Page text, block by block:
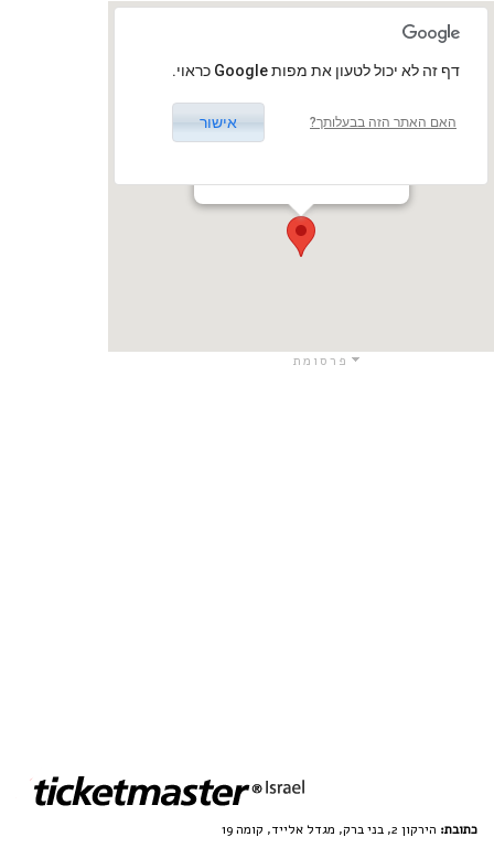
בית החייל
‏דף זה לא יכול לטעון את מפות Google כראוי.
האם האתר הזה בבעלותך? אישור
פרסומת
כתובת: הירקון 2, בני ברק, מגדל אלייד, קומה 19